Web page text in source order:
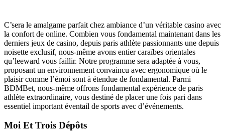
C’sera le amalgame parfait chez ambiance d’un véritable casino avec
la confort de online. Combien vous fondamental maintenant dans les
derniers jeux de casino, depuis paris athlète passionnants une depuis
noisette exclusif, nous-même avons entier caraïbes orientales
qu’leeward vous faillir. Notre programme sera adaptée à vous,
proposant un environnement convaincu avec ergonomique où le
plaisir comme l’émoi sont à étendue de fondamental. Parmi
BDMBet, nous-même offrons fondamental expérience de paris
athlète extraordinaire, vous destiné de placer une fois pari dans
essentiel important éventail de sports avec d’événements.
Moi Et Trois Dépôts